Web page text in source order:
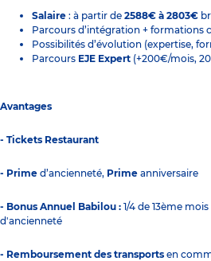
Salaire : à partir de 2588€ à 2803€
Parcours d’intégration + formations
Possibilités d’évolution (expertise,
Parcours EJE Expert (+200€/mois,
Avantages
- Tickets Restaurant
- Prime d’ancienneté, Prime anniversaire
- Bonus Annuel Babilou : 1/4 de 13ème
d'ancienneté
- Remboursement des transports en